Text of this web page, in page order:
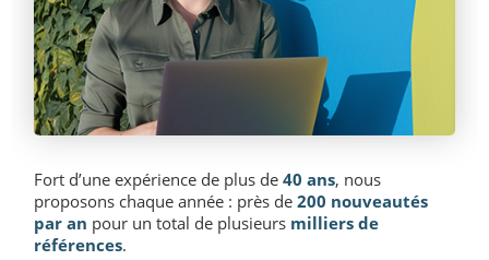
Fort d’une expérience de plus de40 ans, nous
proposons chaque année : près de200 nouveautés
par an pour un total de plusieurs milliers de
références.